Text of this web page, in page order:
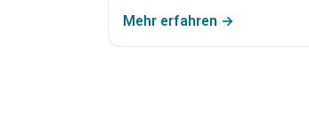
Mehr erfahren →